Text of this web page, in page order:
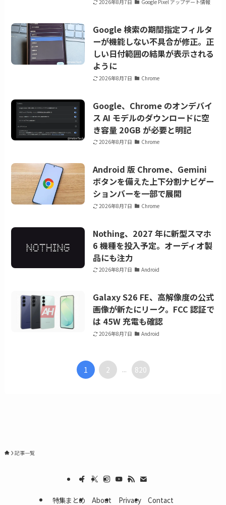
2026年8月7日 Google Pixel アップデート情報
Google 検索の期間指定フィルタ
ーが機能しない不具合が修正。正
しい日付範囲の結果が表示される
ように
2026年8月7日 Chrome
Google、Chrome のオンデバイ
ス AI モデルのダウンロードに空
き容量 20GB が必要と明記
2026年8月7日 Chrome
Android 版 Chrome、Gemini
ボタンを備えた上下分割ナビゲー
ションバーを一部で展開
2026年8月7日 Chrome
Nothing、2027 年に新型スマホ
6 機種を投入予定。オーディオ製
品にも注力
2026年8月7日 Android
Galaxy S26 FE、高解像度の公式
画像が新たにリーク。FCC 認証で
は 45W 充電も確認
2026年8月7日 Android
1 2 ... 820
記事一覧
特集まとめ About Privacy Contact